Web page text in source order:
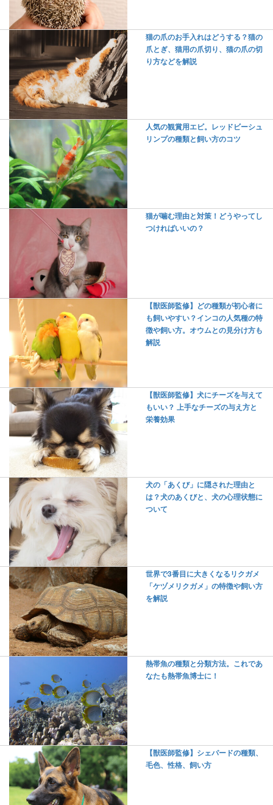
猫の爪のお手入れはどうする？猫の
爪とぎ、猫用の爪切り、猫の爪の切
り方などを解説
人気の観賞用エビ。レッドビーシュ
リンプの種類と飼い方のコツ
猫が噛む理由と対策！どうやってし
つければいいの？
【獣医師監修】どの種類が初心者に
も飼いやすい？インコの人気種の特
徴や飼い方。オウムとの見分け方も
解説
【獣医師監修】犬にチーズを与えて
もいい？ 上手なチーズの与え方と
栄養効果
犬の「あくび」に隠された理由と
は？犬のあくびと、犬の心理状態に
ついて
世界で3番目に大きくなるリクガメ
「ケヅメリクガメ」の特徴や飼い方
を解説
熱帯魚の種類と分類方法。これであ
なたも熱帯魚博士に！
【獣医師監修】シェパードの種類、
毛色、性格、飼い方